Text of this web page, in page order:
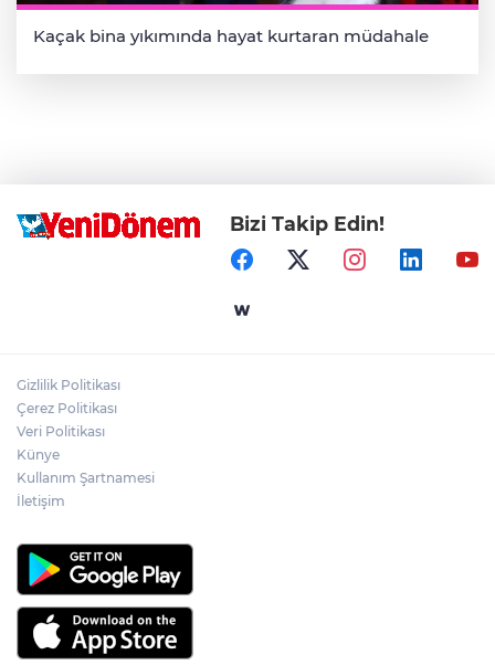
Kaçak bina yıkımında hayat kurtaran müdahale
Bizi Takip Edin!
Gizlilik Politikası
Çerez Politikası
Veri Politikası
Künye
Kullanım Şartnamesi
İletişim